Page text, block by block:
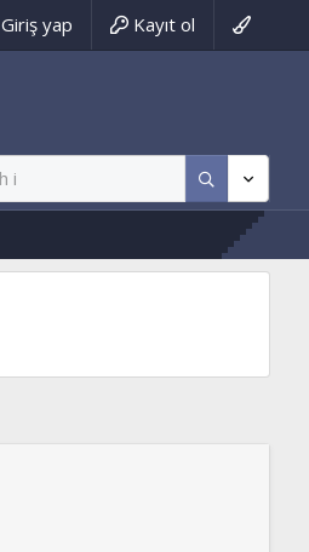
Giriş yap Kayıt ol